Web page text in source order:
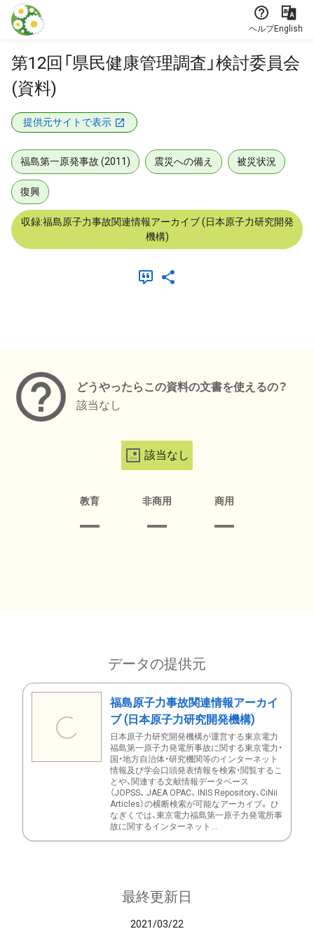
本文に飛ぶ
ヘルプEnglish
第12回「県民健康管理調査」検討委員会
(資料)
提供元サイトで表示
福島第一原発事故 (2011) 震災への備え 被災状況
復興
収録:福島原子力事故関連情報アーカイブ (日本原子力研究開発
機構)
どうやったらこの資料の文書を使えるの？
該当なし
該当なし
教育 非商用 商用
データの提供元
福島原子力事故関連情報アーカイ
ブ (日本原子力研究開発機構)
日本原子力研究開発機構が運営する東京電力
福島第一原子力発電所事故に関する東京電力・
国・地方自治体・研究機関等のインターネット
情報及び学会口頭発表情報を検索・閲覧するこ
とや、関連する文献情報データベース
（JOPSS、 JAEA OPAC、 INIS Repository、CiNii
Articles）の横断検索が可能なアーカイブ。 ひ
なぎくでは、東京電力福島第一原子力発電所事
故に関するインターネット...
最終更新日
2021/03/22